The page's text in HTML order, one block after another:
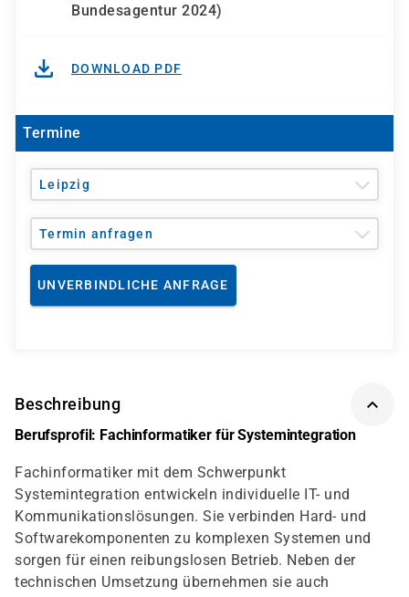
Bundesagentur 2024)
DOWNLOAD PDF
Termine
Leipzig
Termin anfragen
UNVERBINDLICHE ANFRAGE
Beschreibung
Berufsprofil: Fachinformatiker für Systemintegration
Fachinformatiker mit dem Schwerpunkt
Systemintegration entwickeln individuelle IT- und
Kommunikationslösungen. Sie verbinden Hard- und
Softwarekomponenten zu komplexen Systemen und
sorgen für einen reibungslosen Betrieb. Neben der
technischen Umsetzung übernehmen sie auch